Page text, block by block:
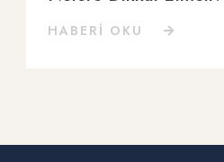
HABERİ OKU